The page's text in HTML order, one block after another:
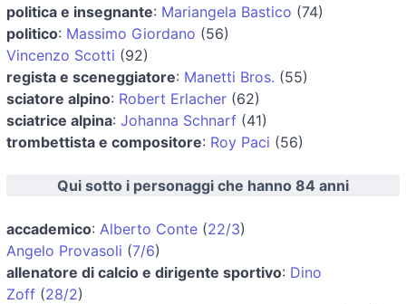
politica e insegnante: Mariangela Bastico (74)
politico: Massimo Giordano (56)
Vincenzo Scotti (92)
regista e sceneggiatore: Manetti Bros. (55)
sciatore alpino: Robert Erlacher (62)
sciatrice alpina: Johanna Schnarf (41)
trombettista e compositore: Roy Paci (56)
Qui sotto i personaggi che hanno 84 anni
accademico: Alberto Conte (22/3)
Angelo Provasoli (7/6)
allenatore di calcio e dirigente sportivo: Dino
Zoff (28/2)